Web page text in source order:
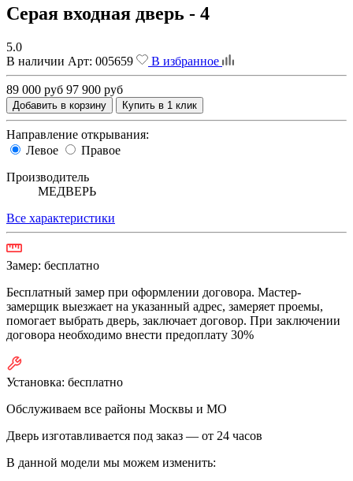
Серая входная дверь - 4
5.0
В наличии Арт: 005659 В избранное
89 000 руб 97 900 руб
Добавить в корзину Купить в 1 клик
Направление открывания:
Левое
Правое
Производитель
МЕДВЕРЬ
Все характеристики
Замер: бесплатно
Бесплатный замер при оформлении договора. Мастер-
замерщик выезжает на указанный адрес, замеряет проемы,
помогает выбрать дверь, заключает договор. При заключении
договора необходимо внести предоплату 30%
Установка: бесплатно
Обслуживаем все районы Москвы и МО
Дверь изготавливается под заказ — от 24 часов
В данной модели мы можем изменить: